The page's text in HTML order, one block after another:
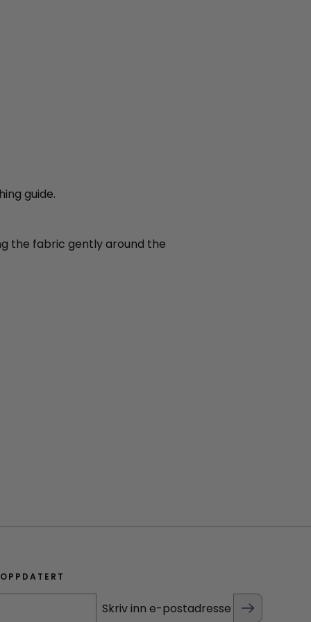
guide.
the fabric gently around the
Skriv inn e-postadresse